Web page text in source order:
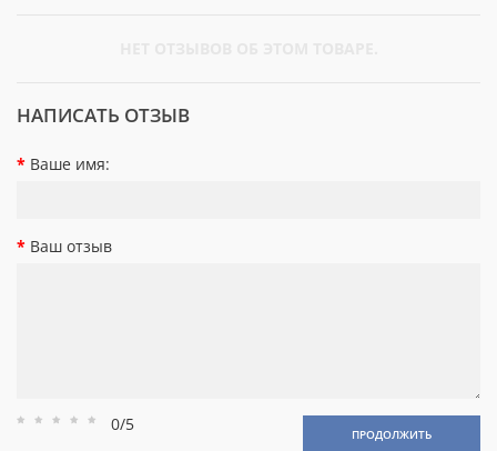
НАПИСАТЬ ОТЗЫВ
Ваше имя:
Ваш отзыв
Рейтинг
Рейтинг
Рейтинг
Рейтинг
Рейтинг
0/5 ПРОДОЛЖИТЬ